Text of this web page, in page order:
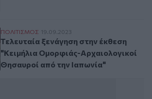
Τελευταία ξενάγηση στην έκθεση
ΠΟΛΙΤΙΣΜΟΣ 19.09.2023
Τελευταία ξενάγηση στην έκθεση
"Κειμήλια Ομορφιάς-Αρχαιολογικοί
Θησαυροί από την Ιαπωνία"